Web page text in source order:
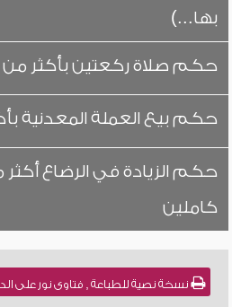
بها...)
حكم صلاة ركعتين بأكثر من
حكم بيع العملة المعدنية
حكم الزيادة في الرضاع
كاملين